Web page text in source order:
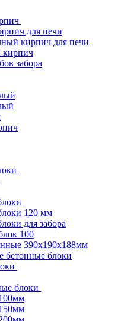
для печи
кирпич для печи
забора
120 мм
для забора
100
390х190х188мм
бетонные блоки
блоки